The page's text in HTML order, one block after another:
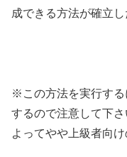
成できる方法が確立し
※この方法を実行す
するので注意して下さ
よってやや上級者向け